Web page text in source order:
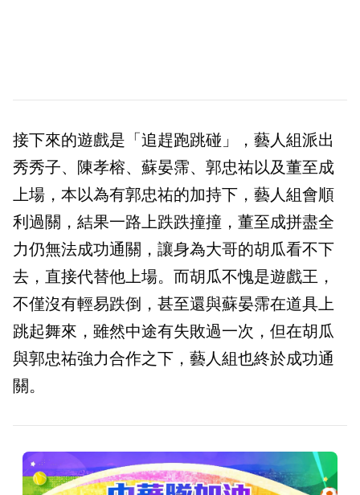
接下來的遊戲是「追趕跑跳碰」，藝人組派出
秀秀子、陳孝榕、蘇晏霈、郭忠祐以及董至成
上場，本以為有郭忠祐的加持下，藝人組會順
利過關，結果一路上跌跌撞撞，董至成拼盡全
力仍無法成功通關，讓身為大哥的胡瓜看不下
去，直接代替他上場。而胡瓜不愧是遊戲王，
不僅沒有輕易跌倒，甚至還與蘇晏霈在道具上
跳起舞來，雖然中途有失敗過一次，但在胡瓜
與郭忠祐強力合作之下，藝人組也終於成功通
關。